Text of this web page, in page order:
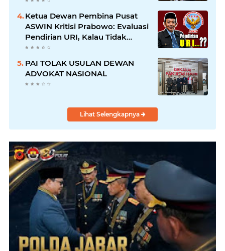
Ketua Dewan Pembina Pusat
ASWIN Kritisi Prabowo: Evaluasi
Pendirian URI, Kalau Tidak
Mendesak Sebaiknya
PAI TOLAK USULAN DEWAN
ADVOKAT NASIONAL
Lihat Selengkapnya